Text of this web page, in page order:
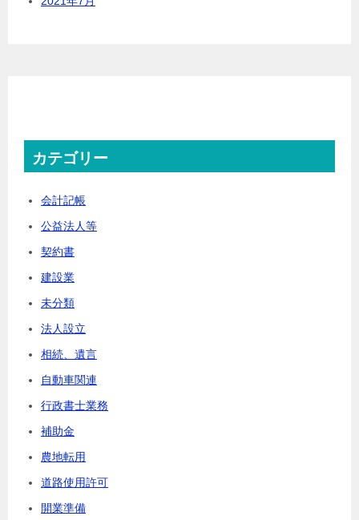
カテゴリー
会計記帳
公益法人等
契約書
建設業
未分類
法人設立
相続、遺言
自動車関連
行政書士業務
補助金
農地転用
道路使用許可
開業準備